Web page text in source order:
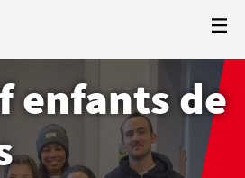
enfants de